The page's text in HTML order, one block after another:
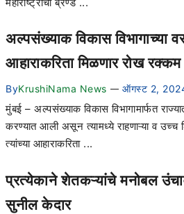
अल्पसंख्याक विकास विभागाच्या
आहाराकरिता मिळणार रोख
ByKrushiNama News — ऑगस्ट 2,
मुंबई – अल्पसंख्याक विकास विभागामार्फत
करण्यात आली असून त्यामध्ये राहणाऱ्या व उच्च
त्यांच्या आहाराकरिता ...
प्रत्येकाने शेतकऱ्यांचे मनोबल
सुनील केदार